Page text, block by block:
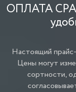
ОПЛАТА
Настоящий
Цены могут
сортности,